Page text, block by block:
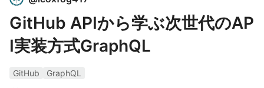
GitHub APIから学ぶ次世代のAP
I実装方式GraphQL
GitHub
GraphQL